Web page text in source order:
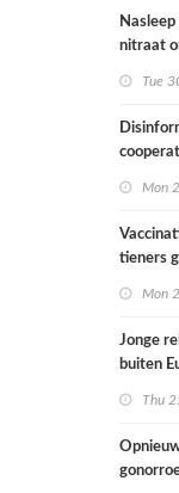
nitraat
Tue
Mon
tieners
Mon
Jonge
buiten
Thu